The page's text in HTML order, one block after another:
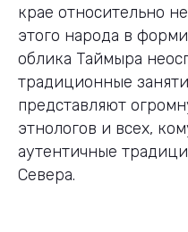
крае относительно
этого народа в
облика Таймыра
традиционные
представляют
этнологов и всех,
аутентичные
Севера.